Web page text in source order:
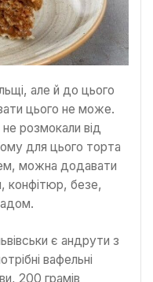
але й до цього
цього не може.
розмокали від
для цього торта
можна додавати
конфітюр, безе,
є андрути з
вафельні
200 грамів